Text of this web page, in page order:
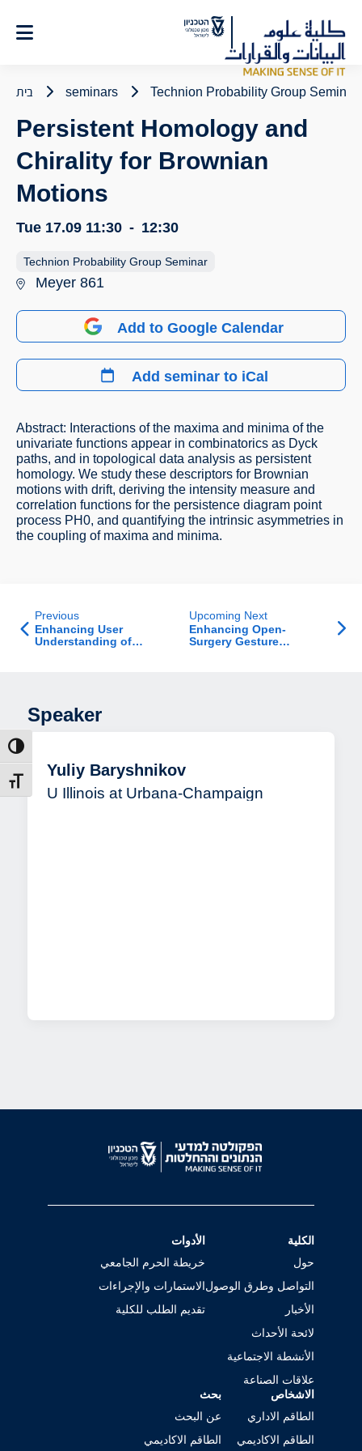
Content
size
בית seminars Technion Probability Group Seminar
Persistent Homology and
Chirality for Brownian
Motions
Tue 17.09 11:30 - 12:30
Technion Probability Group Seminar
Meyer 861
Add to Google Calendar
Add seminar to iCal
Abstract: Interactions of the maxima and minima of the
univariate functions appear in combinatorics as Dyck
paths, and in topological data analysis as persistent
homology. We study these descriptors for Brownian
motions with drift, deriving the intensity measure and
correlation functions for the persistence diagram point
process PH0, and quantifying the intrinsic asymmetries in
the coupling of maxima and minima.
Previous
Enhancing User
Understanding of
Upcoming Next
Enhancing Open-
Surgery Gesture
Speaker
Yuliy Baryshnikov
U Illinois at Urbana-Champaign
الكلية
حول
التواصل وطرق الوصول
الأخبار
لائحة الأحداث
الأنشطة الاجتماعية
علاقات الصناعة
الأدوات
خريطة الحرم الجامعي
الاستمارات والإجراءات
تقديم الطلب للكلية
الاشخاص
الطاقم الاداري
الطاقم الاكاديمي
بحث
عن البحث
الطاقم الاكاديمي